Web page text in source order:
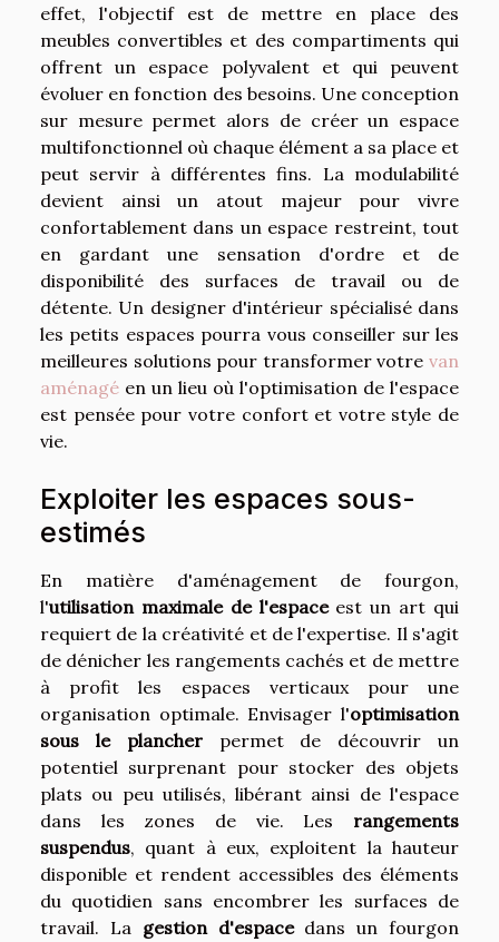
effet, l'objectif est de mettre en place des
meubles convertibles et des compartiments qui
offrent un espace polyvalent et qui peuvent
évoluer en fonction des besoins. Une conception
sur mesure permet alors de créer un espace
multifonctionnel où chaque élément a sa place et
peut servir à différentes fins. La modulabilité
devient ainsi un atout majeur pour vivre
confortablement dans un espace restreint, tout
en gardant une sensation d'ordre et de
disponibilité des surfaces de travail ou de
détente. Un designer d'intérieur spécialisé dans
les petits espaces pourra vous conseiller sur les
meilleures solutions pour transformer votre van
aménagé en un lieu où l'optimisation de l'espace
est pensée pour votre confort et votre style de
vie.
Exploiter les espaces sous-
estimés
En matière d'aménagement de fourgon,
l'utilisation maximale de l'espaceest un art qui
requiert de la créativité et de l'expertise. Il s'agit
de dénicher les rangements cachés et de mettre
à profit les espaces verticaux pour une
organisation optimale. Envisager l'optimisation
sous le plancherpermet de découvrir un
potentiel surprenant pour stocker des objets
plats ou peu utilisés, libérant ainsi de l'espace
dans les zones de vie. Les rangements
suspendus, quant à eux, exploitent la hauteur
disponible et rendent accessibles des éléments
du quotidien sans encombrer les surfaces de
travail. La gestion d'espacedans un fourgon